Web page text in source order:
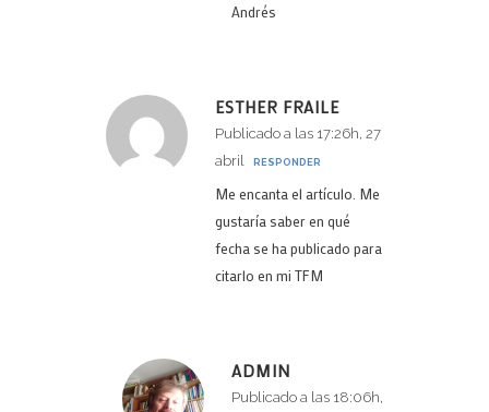
Andrés
ESTHER FRAILE
Publicado a las 17:26h, 27
abril
RESPONDER
Me encanta el artículo. Me
gustaría saber en qué
fecha se ha publicado para
citarlo en mi TFM
ADMIN
Publicado a las 18:06h,